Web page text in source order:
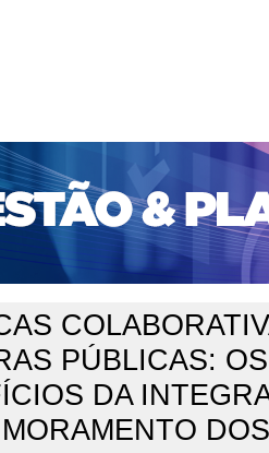
ACESSO CADASTRO
DA UNIFACS
SUBMISSÕES
DE ARTIGOS
TUTORIAL PARA
2022>
PÚBLICAS: OS
DA
DOS